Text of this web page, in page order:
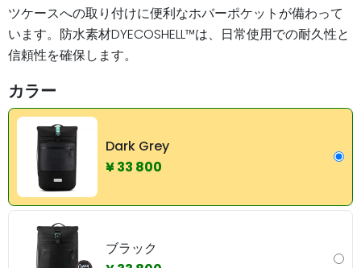
ツケースへの取り付けに便利なホバーポケットが備わって
います。防水素材DYECOSHELL™は、日常使用での耐久性と
信頼性を確保します。
カラー
Dark Grey
¥ 33 800
ブラック